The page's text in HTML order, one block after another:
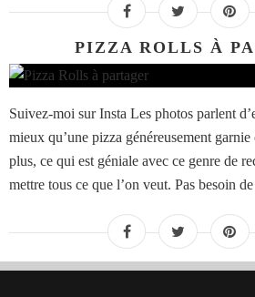
PIZZA ROLLS À
Suivez-moi sur Insta Les photos parlent
mieux qu’une pizza généreusement
plus, ce qui est géniale avec ce genre de
mettre tous ce que l’on veut. Pas besoin